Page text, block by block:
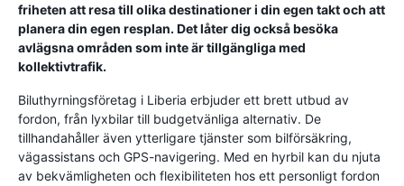
friheten att resa till olika destinationer i din egen takt och att
planera din egen resplan. Det låter dig också besöka
avlägsna områden som inte är tillgängliga med
kollektivtrafik.
Biluthyrningsföretag i Liberia erbjuder ett brett utbud av
fordon, från lyxbilar till budgetvänliga alternativ. De
tillhandahåller även ytterligare tjänster som bilförsäkring,
vägassistans och GPS-navigering. Med en hyrbil kan du njuta
av bekvämligheten och flexibiliteten hos ett personligt fordon